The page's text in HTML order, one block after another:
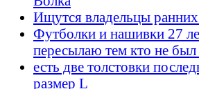
Ищутся владельцы
Футболки и нашивки 27
пересылаю тем кто не
есть две толстовки
размер L